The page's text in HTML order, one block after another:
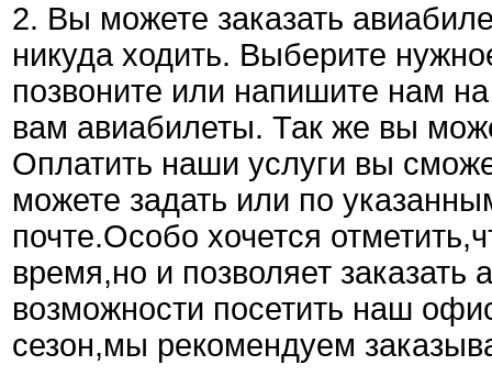
2. Вы можете заказать
никуда ходить. Выберите
позвоните или напишите нам
вам авиабилеты. Так же вы
Оплатить наши услуги вы
можете задать или по
почте.Особо хочется
время,но и позволяет
возможности посетить наш
сезон,мы рекомендуем